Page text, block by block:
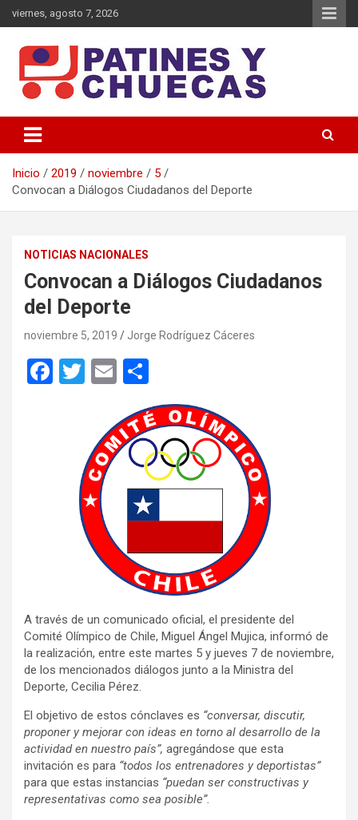
Saltar
al
viernes, agosto 7, 2026
Patines y Chuecas
Inicio 2019 noviembre
5
Convocan a Diálogos Ciudadanos del Deporte
NOTICIAS NACIONALES
Convocan a Diálogos Ciudadanos
del Deporte
noviembre 5, 2019 Jorge Rodríguez Cáceres
F
T
er
E
ail
o
m
p
ar
tir
A través de un comunicado oficial, el presidente del
Comité Olímpico de Chile, Miguel Ángel Mujica, informó de
la realización, entre este martes 5 y jueves 7 de noviembre,
de los mencionados diálogos junto a la Ministra del
Deporte, Cecilia Pérez.
El objetivo de estos cónclaves es “conversar, discutir,
proponer y mejorar con ideas en torno al desarrollo de la
actividad en nuestro país”, agregándose que esta
invitación es para “todos los entrenadores y deportistas”
para que estas instancias “puedan ser constructivas y
representativas como sea posible”.